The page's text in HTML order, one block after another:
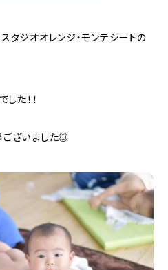
タジオオレンジ・モンテシートの
た！！
ございました◎